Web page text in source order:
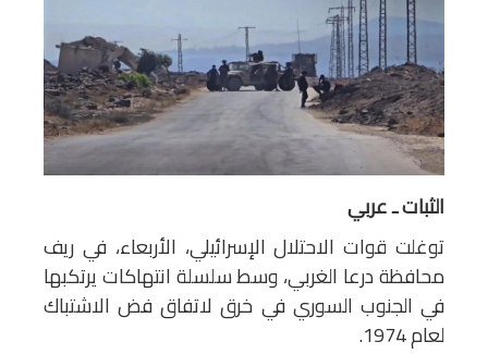
الثبات ـ عربي
توغلت قوات الاحتلال الإسرائيلي، الأربعاء، في ريف
محافظة درعا الغربي، وسط سلسلة انتهاكات يرتكبها
في الجنوب السوري في خرق لاتفاق فض الاشتباك
لعام 1974.